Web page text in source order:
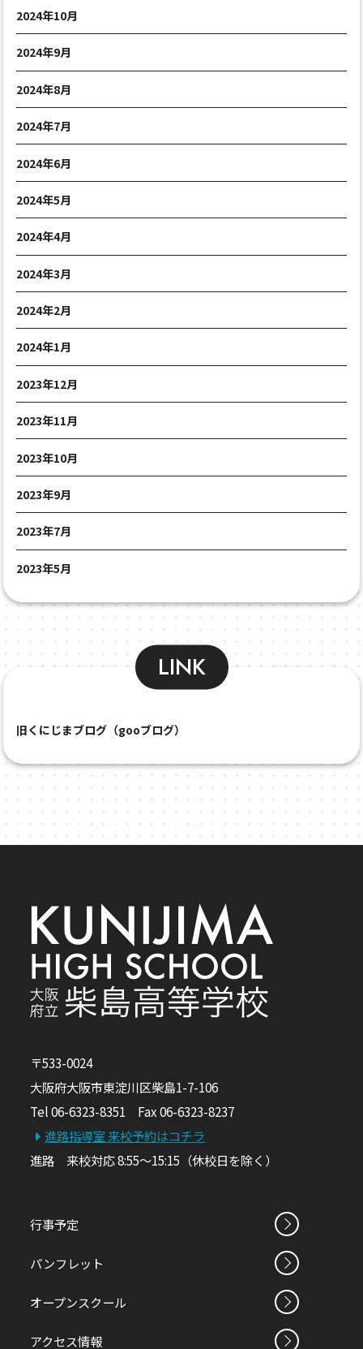
2024年10月
2024年9月
2024年8月
2024年7月
2024年6月
2024年5月
2024年4月
2024年3月
2024年2月
2024年1月
2023年12月
2023年11月
2023年10月
2023年9月
2023年7月
2023年5月
LINK
旧くにじまブログ（gooブログ）
〒533-0024
大阪府大阪市東淀川区柴島1-7-106
Tel 06-6323-8351 Fax 06-6323-8237
進路指導室 来校予約はコチラ
進路 来校対応 8:55～15:15（休校日を除く）
行事予定
パンフレット
オープンスクール
アクセス情報